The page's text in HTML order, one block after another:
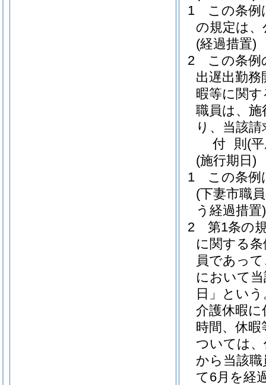
1
この条例
の規定は
(経過措置)
2
この条例
出遅出勤
暇等に関
職員は、
り、当該
付 則 (
(施行期日)
1
この条例
(下妻市職
う経過措置)
2
第1条の
に関する
員であっ
において
日」という
介護休暇
時間、休
ついては
から当該
て6月を経